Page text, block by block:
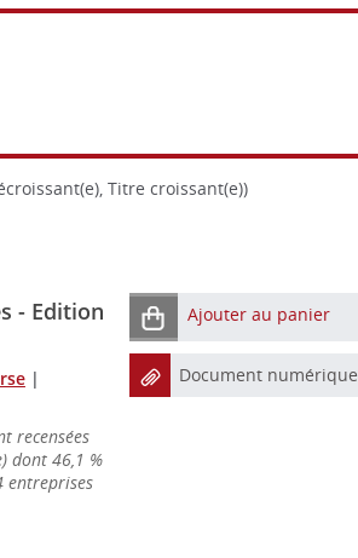
Titre croissant(e))
- Edition
|
recensées
dont 46,1 %
entreprises
Ajouter au panier
Document numérique